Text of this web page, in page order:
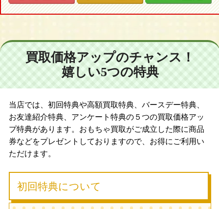
買取価格アップのチャンス！
嬉しい5つの特典
当店では、初回特典や高額買取特典、バースデー特典、
お友達紹介特典、アンケート特典の５つの買取価格アッ
プ特典があります。おもちゃ買取がご成立した際に商品
券などをプレゼントしておりますので、お得にご利用い
ただけます。
初回特典について